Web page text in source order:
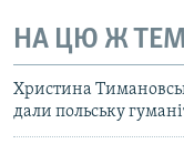
НА ЦЮ Ж
Христина
дали польську